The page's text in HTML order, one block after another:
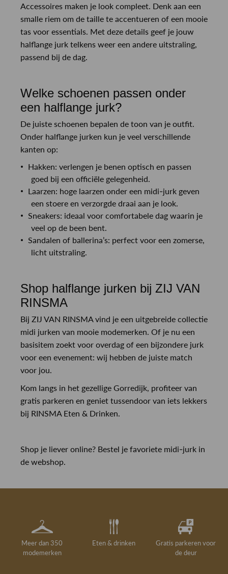
Accessoires maken je look compleet. Denk aan een
smalle riem om de taille te accentueren of een mooie
tas voor essentials. Met deze details geef je jouw
halflange jurk telkens weer een andere uitstraling,
passend bij de dag.
Welke schoenen passen onder
een halflange jurk?
De juiste schoenen bepalen de toon van je outfit.
Onder halflange jurken kun je veel verschillende
kanten op:
Hakken: verlengen je benen optisch en passen
goed bij een officiële gelegenheid.
Laarzen: hoge laarzen onder een midi-jurk geven
een stoere en verzorgde draai aan je look.
Sneakers: ideaal voor comfortabele dag waarin je
veel op de been bent.
Sandalen of ballerina’s: perfect voor een zomerse,
licht uitstraling.
Shop halflange jurken bij ZIJ VAN
RINSMA
Bij ZIJ VAN RINSMA vind je een uitgebreide collectie
midi jurken van mooie modemerken. Of je nu een
basisitem zoekt voor overdag of een bijzondere jurk
voor een evenement: wij hebben de juiste match
voor jou.
Kom langs in het gezellige Gorredijk, profiteer van
gratis parkeren en geniet tussendoor van iets lekkers
bij RINSMA Eten & Drinken.
Shop je liever online? Bestel je favoriete midi-jurk in
de webshop.
Meer dan 350
modemerken
Eten & drinken
Gratis parkeren voor
de deur